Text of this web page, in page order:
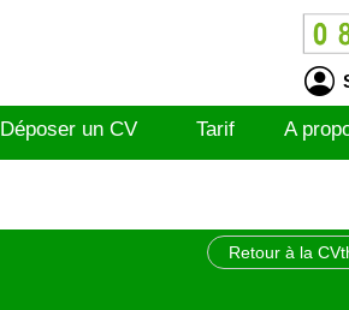
Déposer un CV Tarif A
Retour à la